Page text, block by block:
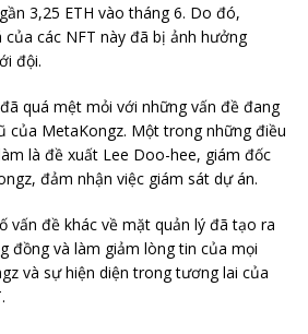
3,25 ETH vào tháng 6. Do đó,
các NFT này đã bị ảnh hưởng
đội.
quá mệt mỏi với những vấn đề đang
của MetaKongz. Một trong những điều
là đề xuất Lee Doo-hee, giám đốc
đảm nhận việc giám sát dự án.
vấn đề khác về mặt quản lý đã tạo ra
đồng và làm giảm lòng tin của mọi
và sự hiện diện trong tương lai của